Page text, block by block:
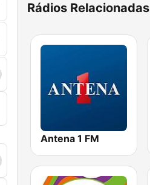
Rádios Relacionadas
Antena 1 FM